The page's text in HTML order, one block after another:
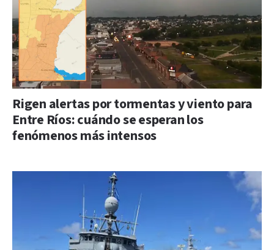
Rigen alertas por tormentas y viento para
Entre Ríos: cuándo se esperan los
fenómenos más intensos